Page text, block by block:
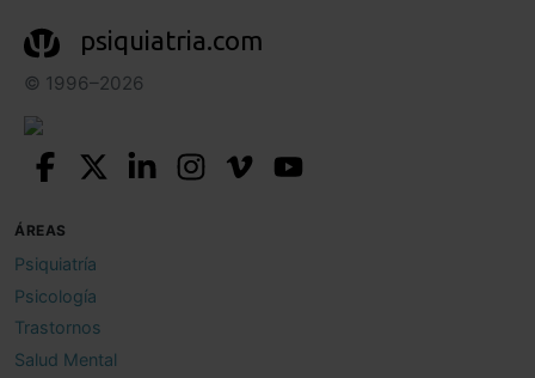
psiquiatria.com
© 1996–2026
ÁREAS
Psiquiatría
Psicología
Trastornos
Salud Mental